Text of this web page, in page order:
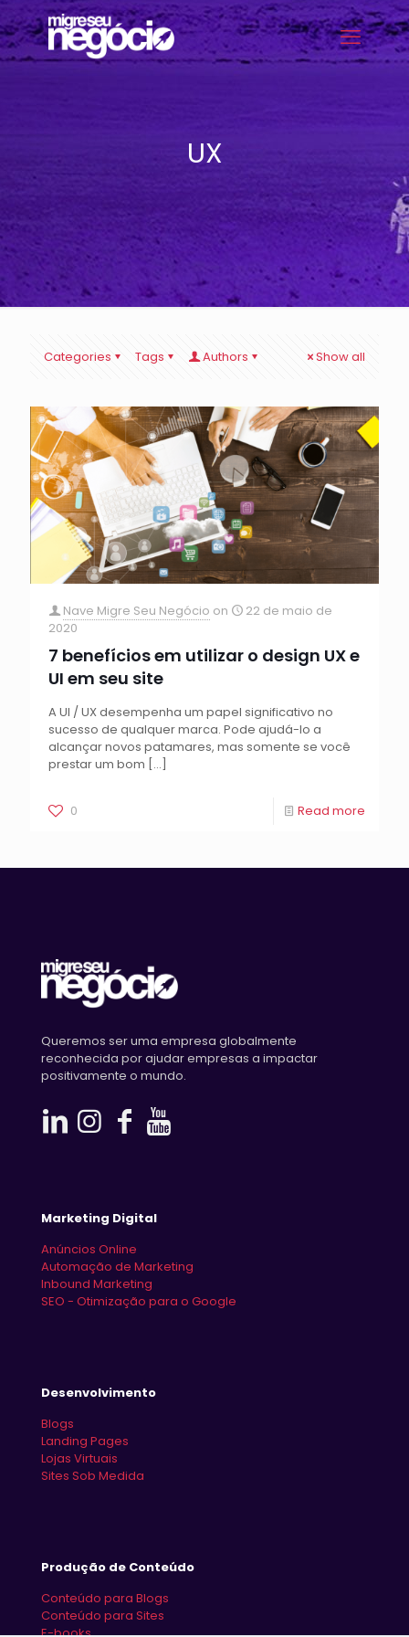
UX
Categories Tags Authors Show all
Nave Migre Seu Negócio on
22 de maio de
2020
7 benefícios em utilizar o design UX e
UI em seu site
A UI / UX desempenha um papel significativo no
sucesso de qualquer marca. Pode ajudá-lo a
alcançar novos patamares, mas somente se você
prestar um bom […]
0 Read more
Queremos ser uma empresa globalmente
reconhecida por ajudar empresas a impactar
positivamente o mundo.
Marketing Digital
Anúncios Online
Automação de Marketing
Inbound Marketing
SEO - Otimização para o Google
Desenvolvimento
Blogs
Landing Pages
Lojas Virtuais
Sites Sob Medida
Produção de Conteúdo
Conteúdo para Blogs
Conteúdo para Sites
E-books